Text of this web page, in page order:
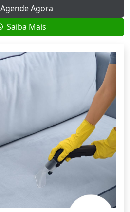
Agende Agora
Saiba Mais